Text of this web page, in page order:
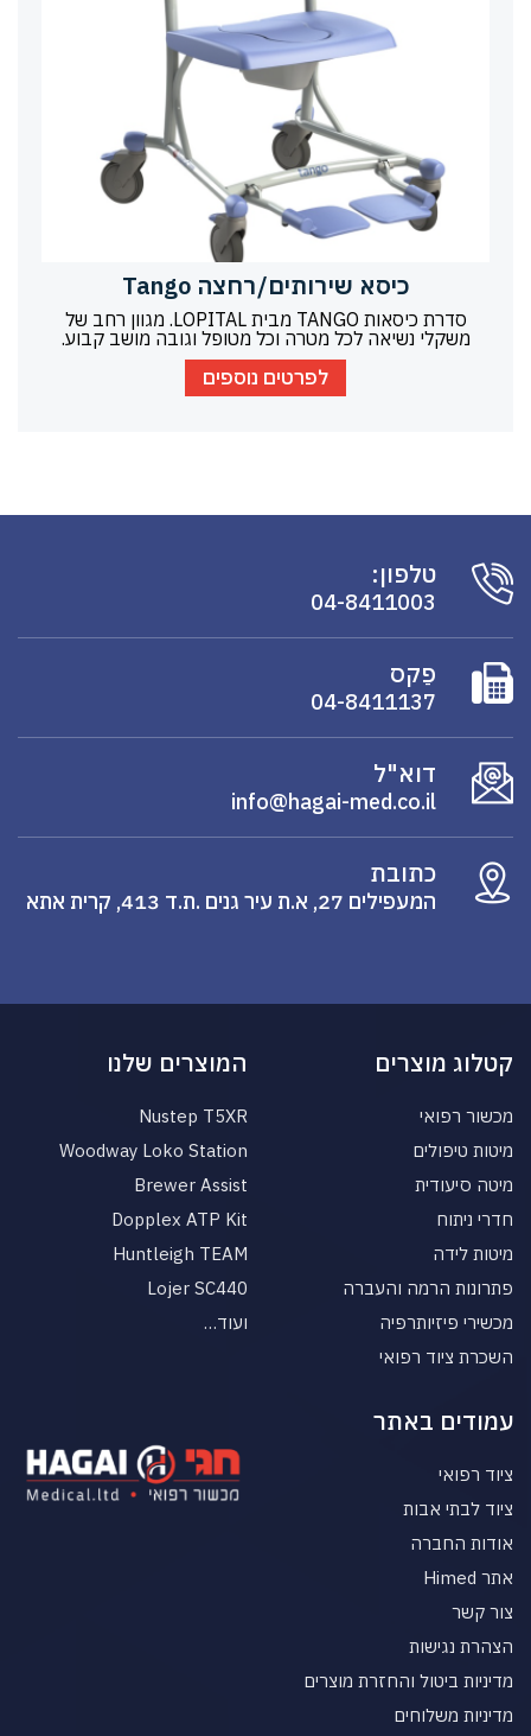
כיסא שירותים/רחצה Tango
סדרת כיסאות TANGO מבית LOPITAL. מגוון רחב של
משקלי נשיאה לכל מטרה וכל מטופל וגובה מושב קבוע.
לפרטים נוספים
טלפון:
04-8411003
פַקס
04-8411137
דוא"ל
info@hagai-med.co.il
כתובת
המעפילים 27, א.ת עיר גנים .ת.ד 413, קרית אתא
קטלוג מוצרים
מכשור רפואי
מיטות טיפולים
מיטה סיעודית
חדרי ניתוח
מיטות לידה
פתרונות הרמה והעברה
מכשירי פיזיותרפיה
השכרת ציוד רפואי
המוצרים שלנו
Nustep T5XR
Woodway Loko Station
Brewer Assist
Dopplex ATP Kit
Huntleigh TEAM
Lojer SC440
ועוד…
עמודים באתר
ציוד רפואי
ציוד לבתי אבות
אודות החברה
אתר Himed
צור קשר
הצהרת נגישות
מדיניות ביטול והחזרת מוצרים
מדיניות משלוחים